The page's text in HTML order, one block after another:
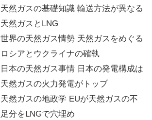
天然ガスの基礎知識 輸送方法が異なる
天然ガスとLNG
世界の天然ガス情勢 天然ガスをめぐる
ロシアとウクライナの確執
日本の天然ガス事情 日本の発電構成は
天然ガスの火力発電がトップ
天然ガスの地政学 EUが天然ガスの不
足分をLNGで穴埋め